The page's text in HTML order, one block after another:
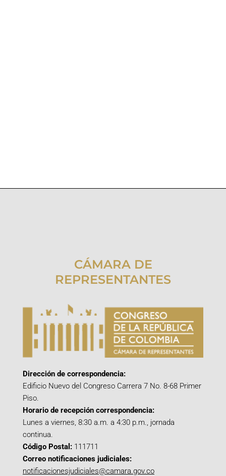
CÁMARA DE
REPRESENTANTES
Dirección de correspondencia:
Edificio Nuevo del Congreso Carrera 7 No. 8-68 Primer
Piso.
Horario de recepción correspondencia:
Lunes a viernes, 8:30 a.m. a 4:30 p.m., jornada
continua.
Código Postal: 111711
Correo notificaciones judiciales:
notificacionesjudiciales@camara.gov.co